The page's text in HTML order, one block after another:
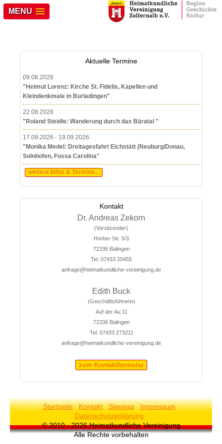
MENU
Aktuelle Termine
09.08.2026
"Helmut Lorenz: Kirche St. Fidelis, Kapellen und
Kleindenkmale in Burladingen"
22.08.2026
"Roland Steidle: Wanderung durch das Bäratal "
17.09.2026 - 19.09.2026
"Monika Medel: Dreitagesfahrt Eichstätt (Neuburg/Donau,
Solnhofen, Fossa Carolina"
weitere Infos & Termine...
Kontakt
Dr. Andreas Zekorn
(Vorsitzender)
Horber Str. 5/3
72336 Balingen
Tel. 07433 20455
anfrage@heimatkundliche-vereinigung.de
Edith Buck
(Geschäftsführerin)
Auf der Au 11
72336 Balingen
Tel. 07433 273211
anfrage@heimatkundliche-vereinigung.de
zum Kontaktformular
Startseite Kontakt Sitemap
Impressum
Datenschutzerklärung
© 2010 - 2026 Heimatkundliche Vereinigung
Alle Rechte vorbehalten